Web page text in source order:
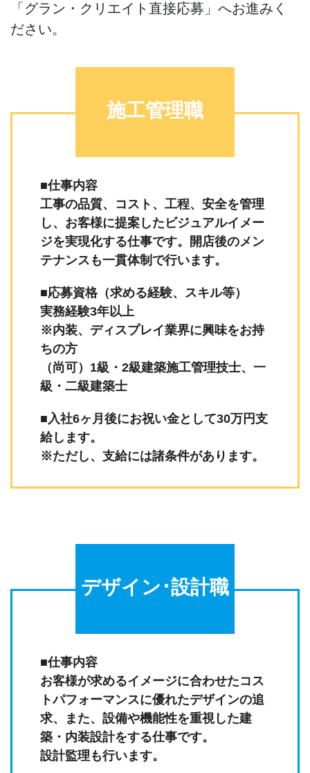
「グラン・クリエイト直接応募」へお進みく
ださい。
施工管理職
■仕事内容
工事の品質、コスト、工程、安全を管理
し、お客様に提案したビジュアルイメー
ジを実現化する仕事です。開店後のメン
テナンスも一貫体制で行います。
■応募資格（求める経験、スキル等）
実務経験3年以上
※内装、ディスプレイ業界に興味をお持
ちの方
（尚可）1級・2級建築施工管理技士、一
級・二級建築士
■入社6ヶ月後にお祝い金として30万円支
給します。
※ただし、支給には諸条件があります。
デザイン･設計職
■仕事内容
お客様が求めるイメージに合わせたコス
トパフォーマンスに優れたデザインの追
求、また、設備や機能性を重視した建
築・内装設計をする仕事です。
設計監理も行います。